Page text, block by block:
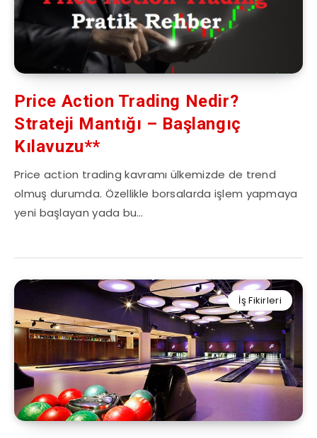
Price Action Trading Nedir?
Strateji Mantığı – Başlangıç
Kılavuzu**
Price action trading kavramı ülkemizde de trend
olmuş durumda. Özellikle borsalarda işlem yapmaya
yeni başlayan yada bu…
İş Fikirleri